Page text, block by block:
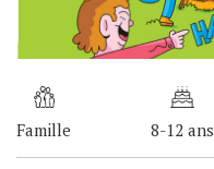
Famille 8-12 ans